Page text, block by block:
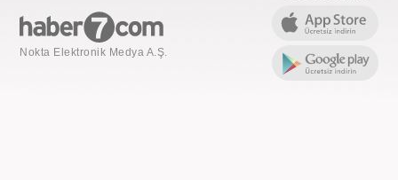
Nokta Elektronik Medya A.Ş.